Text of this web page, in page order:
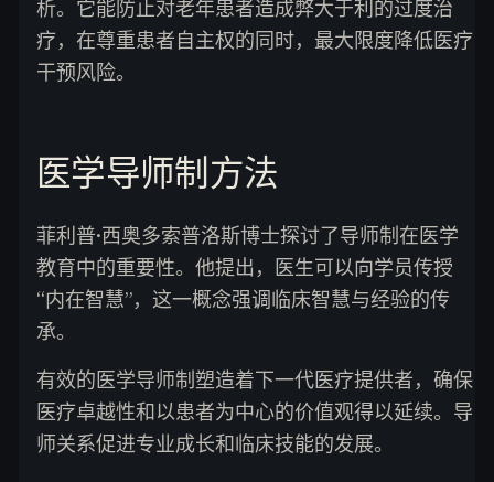
析。它能防止对老年患者造成弊大于利的过度治
疗，在尊重患者自主权的同时，最大限度降低医疗
干预风险。
医学导师制方法
菲利普·西奥多索普洛斯博士探讨了导师制在医学
教育中的重要性。他提出，医生可以向学员传授
“内在智慧”，这一概念强调临床智慧与经验的传
承。
有效的医学导师制塑造着下一代医疗提供者，确保
医疗卓越性和以患者为中心的价值观得以延续。导
师关系促进专业成长和临床技能的发展。